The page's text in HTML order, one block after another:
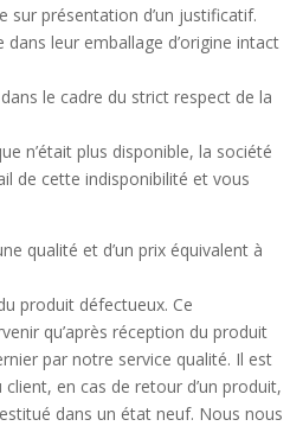
sur présentation d’un justificatif.
leur emballage d’origine intact
le cadre du strict respect de la
n’était plus disponible, la société
de cette indisponibilité et vous
qualité et d’un prix équivalent à
produit défectueux. Ce
qu’après réception du produit
par notre service qualité. Il est
en cas de retour d’un produit,
dans un état neuf. Nous nous